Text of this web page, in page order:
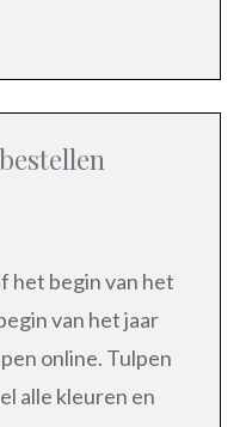
het begin van het
van het jaar
online. Tulpen
alle kleuren en